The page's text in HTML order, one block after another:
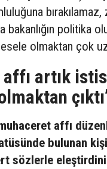
bakanlığın politika
olmaktan çok
artık
affı
bulunan
sözlerle